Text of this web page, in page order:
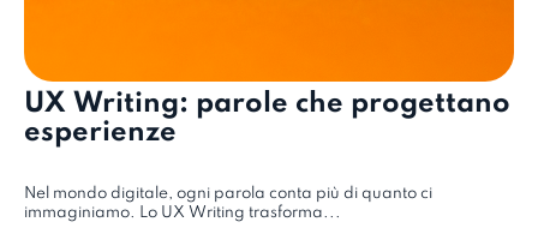
UX Writing: parole che progettano
esperienze
Nel mondo digitale, ogni parola conta più di quanto ci
immaginiamo. Lo UX Writing trasforma...